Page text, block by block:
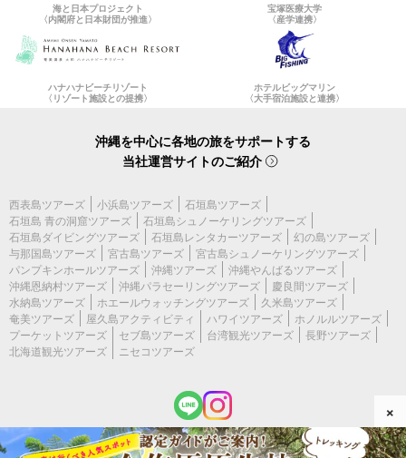
海と日本プロジェクト
〈内閣府と日本財団が推進〉
宝塚医療大学
〈産学連携〉
ハナハナビーチリゾート
〈リゾート施設との提携〉
ホテルビッグマリン
〈大手宿泊施設と連携〉
沖縄を中心に各地の旅をサポートする
当社運営サイトのご紹介
西表島ツアーズ 小浜島ツアーズ
石垣島ツアーズ
石垣島 青の洞窟ツアーズ
石垣島シュノーケリングツアーズ
石垣島ダイビングツアーズ
石垣島レンタカーツアーズ
幻の島ツアーズ
与那国島ツアーズ
宮古島ツアーズ
宮古島シュノーケリングツアーズ
パンプキンホールツアーズ
沖縄ツアーズ
沖縄やんばるツアーズ
沖縄恩納村ツアーズ
沖縄パラセーリングツアーズ
慶良間ツアーズ
水納島ツアーズ
ホエールウォッチングツアーズ
久米島ツアーズ
奄美ツアーズ
屋久島アクティビティ ハワイツアーズ
ホノルルツアーズ
プーケットツアーズ
セブ島ツアーズ 台湾観光ツアーズ
長野ツアーズ
北海道観光ツアーズ
ニセコツアーズ
(c) 2026 奄美ツアーズ All Rights Reserved.
×